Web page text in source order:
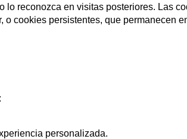
reconozca en visitas posteriores. Las
cookies persistentes, que permanecen
personalizada.